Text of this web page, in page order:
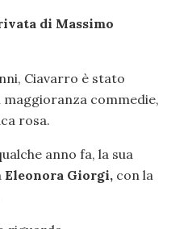
di Massimo
Ciavarro è stato
maggioranza commedie,
rosa.
anno fa, la sua
Eleonora Giorgi, con la